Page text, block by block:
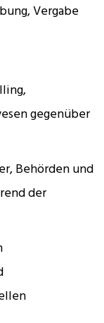
Vergabe
gegenüber
Behörden und
der